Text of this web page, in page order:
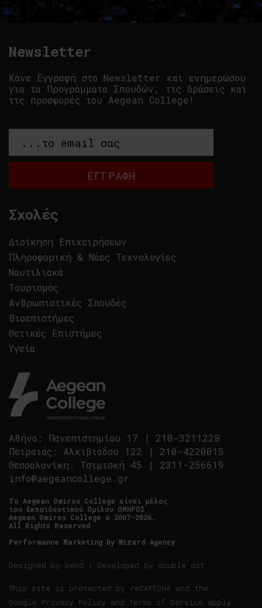
Αθήνα : Πανεπιστημίου 17 | 210-3211228
Πειραιάς : Αλκιβιάδου 122 | 210-4220015
Θεσσαλονίκη : Τσιμισκή 45 | 2311-256619
info@aegeancollege.gr
Tο Aegean Omiros College είναι μέλος
του Εκπαιδευτικού Ομίλου ΟΜΗΡΟΣ
Aegean Omiros College © 2007-2026.
All Rights Reserved
Performance Marketing by Wizard Agency
Designed by bend | Developed by double dot
This site is protected by reCAPTCHA and the
Google Privacy Policy and Terms of Service apply.
Σχολές
Διοίκηση Επιχειρήσεων
Πληροφορική & Νέες Τεχνολογίες
Ναυτιλιακά
Τουρισμός
Ανθρωπιστικές Σπουδές
Βιοεπιστήμες
Θετικές Επιστήμες
Υγεία
Newsletter
Κάνε Εγγραφή στο Newsletter και ενημερώσου
για τα Προγράμματα Σπουδών, τις δράσεις και
τις προσφορές του Aegean College!